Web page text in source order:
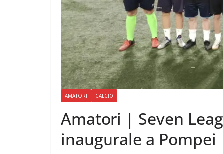
AMATORI CALCIO
Amatori | Seven
inaugurale a Pompei